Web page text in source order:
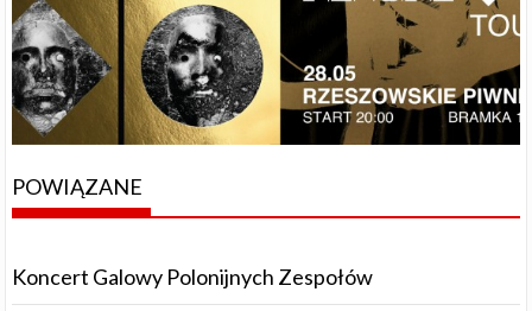
POWIĄZANE
Koncert Galowy Polonijnych Zespołów